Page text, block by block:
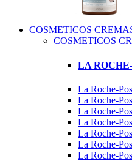
COSMETICOS
COSMETICOS
LA
La Roche-
La Roche-
La Roche-
La Roche-
La Roche-
La Roche-
La Roche-